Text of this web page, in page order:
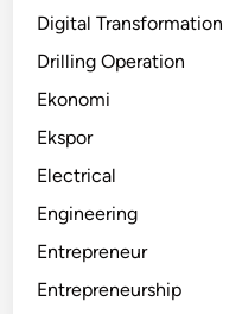
Digital Transformation
Drilling Operation
Ekonomi
Ekspor
Electrical
Engineering
Entrepreneur
Entrepreneurship